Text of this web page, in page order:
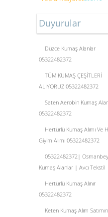
Duyurular
Düzce Kumaş Alanlar
05322482372
TÜM KUMAŞ ÇEŞİTLERİ
ALIYORUZ 05322482372
Saten Aerobin Kumaş
05322482372
Hertürlü Kumaş Alımı Ve
Giyim Alımı 05322482372
05322482372| Osmanbey
Kumaş Alanlar | Avcı Tekstil
Hertürlü Kumaş Alınır
05322482372
Keten Kumaş Alım